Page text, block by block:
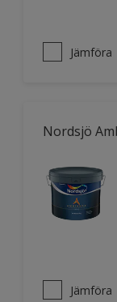
Jämföra
Nordsjö
Jämföra